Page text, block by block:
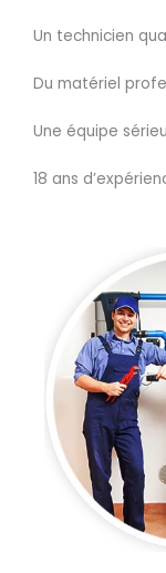
Un technicien
Du matériel
Une équipe
18 ans